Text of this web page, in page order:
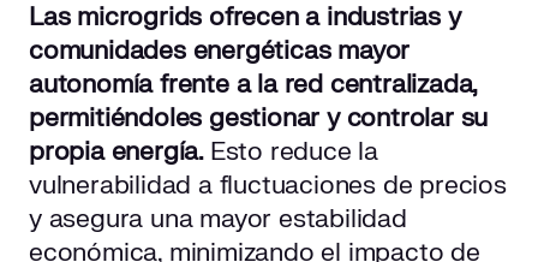
Las microgrids ofrecen a industrias y
comunidades energéticas mayor
autonomía frente a la red centralizada,
permitiéndoles gestionar y controlar su
propia energía. Esto reduce la
vulnerabilidad a fluctuaciones de precios
y asegura una mayor estabilidad
económica, minimizando el impacto de